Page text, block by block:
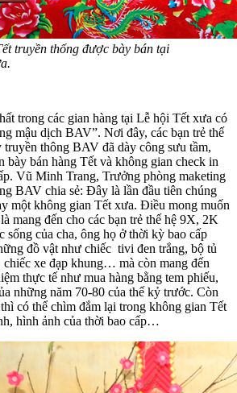
truyền thống được bày bán tại
trong các gian hàng tại Lễ hội Tết xưa có
mậu dịch BAV”. Nơi đây, các bạn trẻ thế
thông BAV đã dày công sưu tầm,
bày bán hàng Tết và không gian check in
Vũ Minh Trang, Trưởng phòng maketing
BAV chia sẻ: Đây là lần đầu tiên chúng
một không gian Tết xưa. Điều mong muốn
mang đến cho các bạn trẻ thế hệ 9X, 2K
sống của cha, ông họ ở thời kỳ bao cấp
đồ vật như chiếc tivi đen trắng, bộ tủ
chiếc xe đạp khung… mà còn mang đến
thực tế như mua hàng bằng tem phiếu,
những năm 70-80 của thế kỷ trước. Còn
có thể chìm đắm lại trong không gian Tết
hình ảnh của thời bao cấp…